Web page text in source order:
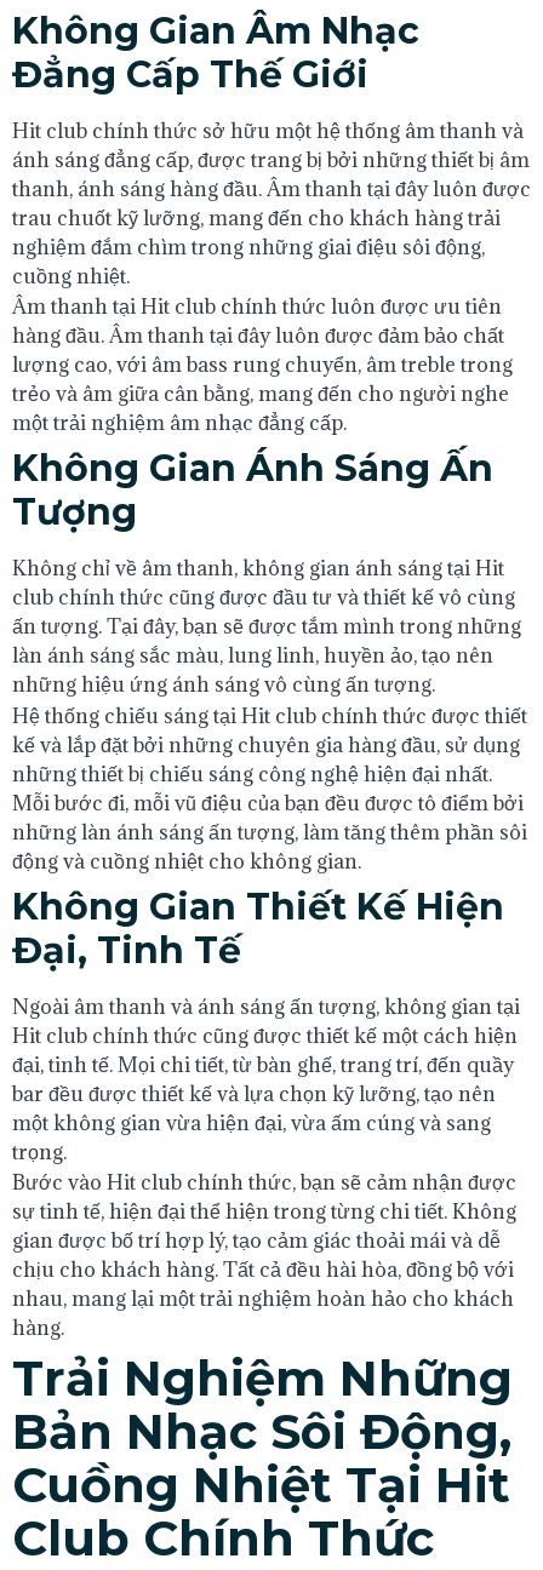
Không Gian Âm Nhạc
Đẳng Cấp Thế Giới
Hit club chính thức sở hữu một hệ thống âm thanh và
ánh sáng đẳng cấp, được trang bị bởi những thiết bị âm
thanh, ánh sáng hàng đầu. Âm thanh tại đây luôn được
trau chuốt kỹ lưỡng, mang đến cho khách hàng trải
nghiệm đắm chìm trong những giai điệu sôi động,
cuồng nhiệt.
Âm thanh tại Hit club chính thức luôn được ưu tiên
hàng đầu. Âm thanh tại đây luôn được đảm bảo chất
lượng cao, với âm bass rung chuyển, âm treble trong
trẻo và âm giữa cân bằng, mang đến cho người nghe
một trải nghiệm âm nhạc đẳng cấp.
Không Gian Ánh Sáng Ấn
Tượng
Không chỉ về âm thanh, không gian ánh sáng tại Hit
club chính thức cũng được đầu tư và thiết kế vô cùng
ấn tượng. Tại đây, bạn sẽ được tắm mình trong những
làn ánh sáng sắc màu, lung linh, huyền ảo, tạo nên
những hiệu ứng ánh sáng vô cùng ấn tượng.
Hệ thống chiếu sáng tại Hit club chính thức được thiết
kế và lắp đặt bởi những chuyên gia hàng đầu, sử dụng
những thiết bị chiếu sáng công nghệ hiện đại nhất.
Mỗi bước đi, mỗi vũ điệu của bạn đều được tô điểm bởi
những làn ánh sáng ấn tượng, làm tăng thêm phần sôi
động và cuồng nhiệt cho không gian.
Không Gian Thiết Kế Hiện
Đại, Tinh Tế
Ngoài âm thanh và ánh sáng ấn tượng, không gian tại
Hit club chính thức cũng được thiết kế một cách hiện
đại, tinh tế. Mọi chi tiết, từ bàn ghế, trang trí, đến quầy
bar đều được thiết kế và lựa chọn kỹ lưỡng, tạo nên
một không gian vừa hiện đại, vừa ấm cúng và sang
trọng.
Bước vào Hit club chính thức, bạn sẽ cảm nhận được
sự tinh tế, hiện đại thể hiện trong từng chi tiết. Không
gian được bố trí hợp lý, tạo cảm giác thoải mái và dễ
chịu cho khách hàng. Tất cả đều hài hòa, đồng bộ với
nhau, mang lại một trải nghiệm hoàn hảo cho khách
hàng.
Trải Nghiệm Những
Bản Nhạc Sôi Động,
Cuồng Nhiệt Tại Hit
Club Chính Thức